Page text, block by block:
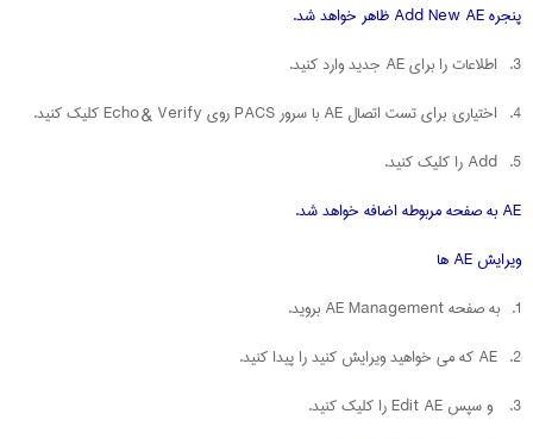
پنجره Add New AE ظاهر خواهد شد.
3. اطلاعات را برای AE جدید وارد کنید.
4. اختیاری: برای تست اتصال AE با سرور PACS روی Echo & Verify کلیک کنید.
5. Add را کلیک کنید.
AE به صفحه مربوطه اضافه خواهد شد.
ویرایش AE ها
1. به صفحه AE Management بروید.
2. AE که می خواهید ویرایش کنید را پیدا کنید.
3. و سپس Edit AE را کلیک کنید.